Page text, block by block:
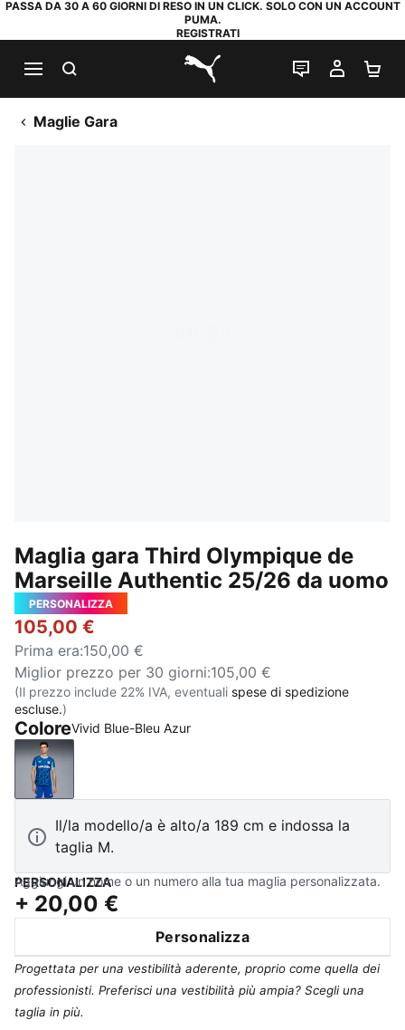
PASSA DA 30 A 60 GIORNI DI RESO IN UN CLICK. SOLO CON UN ACCOUNT
PUMA.
REGISTRATI
PUMA.com
CHAT IL MIO
Maglie Gara
Maglia gara Third Olympique de
Marseille Authentic 25/26 da uomo
PERSONALIZZA
105,00 €
Prima era:150,00 €
Miglior prezzo per 30 giorni:105,00 €
(Il prezzo include 22% IVA, eventuali spese di spedizione
escluse.)
ColoreVivid Blue-Bleu Azur
Vivid Blue-Bleu Azur
Il/la modello/a è alto/a 189 cm e indossa la
taglia M.
PERSONALIZZA
Aggiungi un nome o un numero alla tua maglia personalizzata.
+ 20,00 €
Personalizza
Progettata per una vestibilità aderente, proprio come quella dei
professionisti. Preferisci una vestibilità più ampia? Scegli una
taglia in più.